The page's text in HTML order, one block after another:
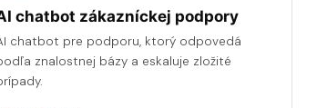
chatbot zákazníckej podpory
chatbot pre podporu, ktorý odpovedá
znalostnej bázy a eskaluje zložité